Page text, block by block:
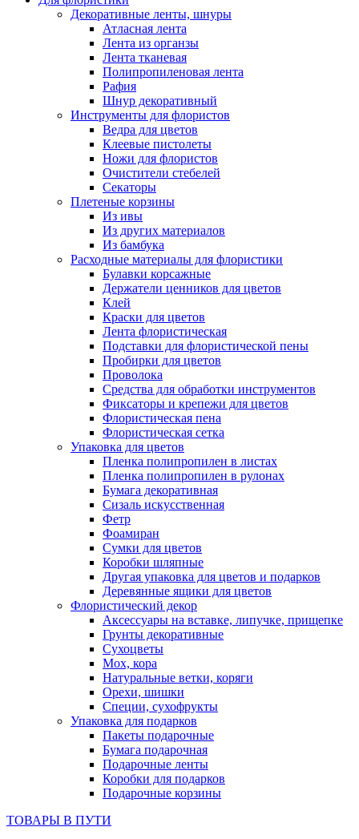
Декоративные ленты, шнуры
Атласная лента
Лента из органзы
Лента тканевая
Полипропиленовая лента
Рафия
Шнур декоративный
Инструменты для флористов
Ведра для цветов
Клеевые пистолеты
Ножи для флористов
Очистители стебелей
Секаторы
Плетеные корзины
Из ивы
Из других материалов
Из бамбука
Расходные материалы для флористики
Булавки корсажные
Держатели ценников для цветов
Клей
Краски для цветов
Лента флористическая
Подставки для флористической пены
Пробирки для цветов
Проволока
Средства для обработки инструментов
Фиксаторы и крепежи для цветов
Флористическая пена
Флористическая сетка
Упаковка для цветов
Пленка полипропилен в листах
Пленка полипропилен в рулонах
Бумага декоративная
Сизаль искусственная
Фетр
Фоамиран
Сумки для цветов
Коробки шляпные
Другая упаковка для цветов и подарков
Деревянные ящики для цветов
Флористический декор
Аксессуары на вставке, липучке, прищепке
Грунты декоративные
Сухоцветы
Мох, кора
Натуральные ветки, коряги
Орехи, шишки
Специи, сухофрукты
Упаковка для подарков
Пакеты подарочные
Бумага подарочная
Подарочные ленты
Коробки для подарков
Подарочные корзины
ТОВАРЫ В ПУТИ